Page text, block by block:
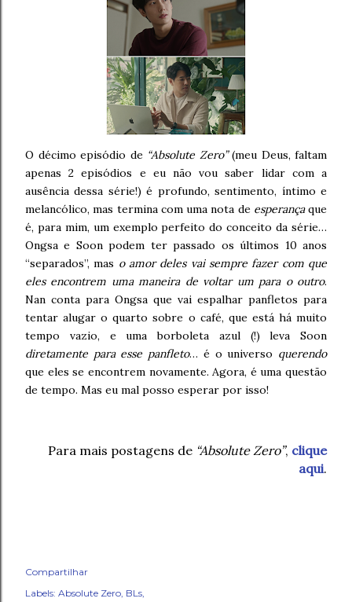
O décimo episódio de “Absolute Zero”(meu Deus, faltam
apenas 2 episódios e eu não vou saber lidar com a
ausência dessa série!) é profundo, sentimento, íntimo e
melancólico, mas termina com uma nota de esperançaque
é, para mim, um exemplo perfeito do conceito da série…
Ongsa e Soon podem ter passado os últimos 10 anos
“separados”, mas o amor deles vai sempre fazer com que
eles encontrem uma maneira de voltar um para o outro.
Nan conta para Ongsa que vai espalhar panfletos para
tentar alugar o quarto sobre o café, que está há muito
tempo vazio, e uma borboleta azul (!) leva Soon
diretamente para esse panfleto… é o universo querendo
que eles se encontrem novamente. Agora, é uma questão
de tempo. Mas eu mal posso esperar por isso!
Para mais postagens de “Absolute Zero”, clique
aqui.
Compartilhar
Labels: Absolute Zero BLs